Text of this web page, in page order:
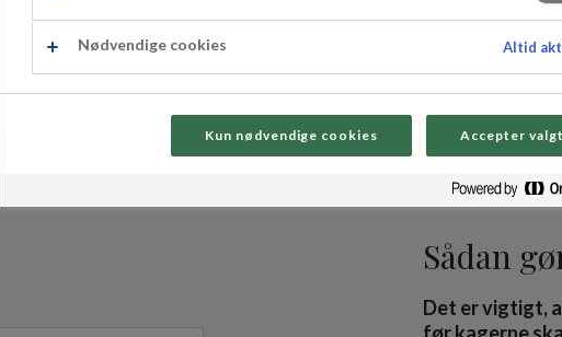
Sådan
Det er vigtigt,
Nødvendige cookies Altid
Kun nødvendige cookies Accepter